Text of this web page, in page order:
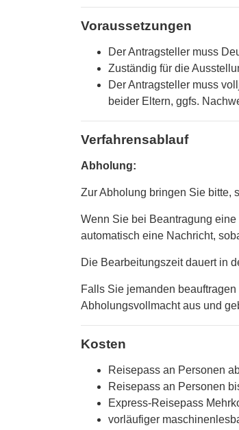
Voraussetzungen
Der Antragsteller muss
Zuständig für die
Der Antragsteller muss
beider Eltern, ggfs.
Verfahrensablauf
Abholung:
Zur Abholung bringen Sie bitte,
Wenn Sie bei Beantragung
automatisch eine Nachricht,
Die Bearbeitungszeit dauert in
Falls Sie jemanden
Abholungsvollmacht aus und
Kosten
Reisepass an Personen
Reisepass an Personen
Express-Reisepass
vorläufiger